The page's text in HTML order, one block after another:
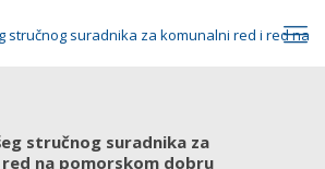
stručnog suradnika za
na pomorskom dobru